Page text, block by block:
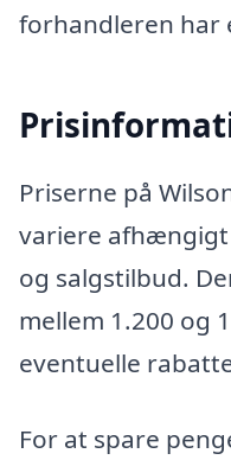
forhandleren har
Priserne på
variere afhængigt
og salgstilbud.
mellem 1.200 og
eventuelle
For at spare